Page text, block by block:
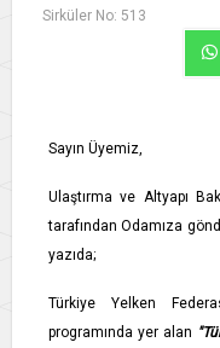
Sirküler No: 513
Sayın Üyemiz,
Ulaştırma ve Altyapı
tarafından Odamıza
yazıda;
Türkiye Yelken
programında yer alan